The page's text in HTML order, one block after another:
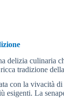
delizia
tradizione
con la vivacità
La